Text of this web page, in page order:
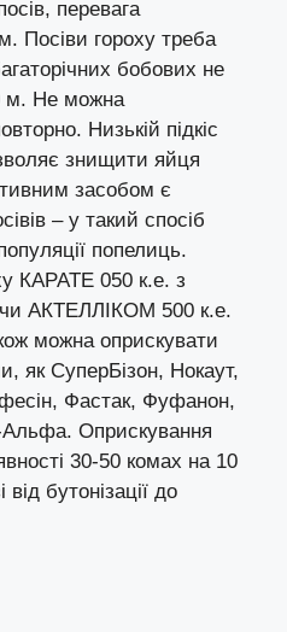
перевага
Посіви гороху треба
бобових не
м. Не можна
Низькій підкіс
знищити яйця
засобом є
– у такий спосіб
попелиць.
КАРАТЕ 050 к.е. з
чи АКТЕЛЛІКОМ 500 к.е.
можна оприскувати
як СуперБізон, Нокаут,
Фастак, Фуфанон,
Оприскування
30-50 комах на 10
бутонізації до